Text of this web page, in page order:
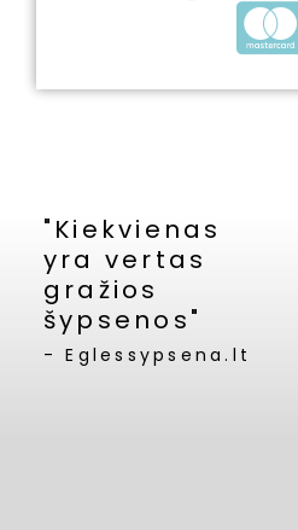
"Kiekvienas
yra vertas
gražios
šypsenos"
- Eglessypsena.lt